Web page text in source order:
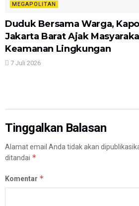
MEGAPOLITAN
Duduk Bersama Warga,
Jakarta Barat Ajak
Keamanan Lingkungan
7 Juli 2026
Tinggalkan Balasan
Alamat email Anda tidak akan
ditandai *
Komentar *